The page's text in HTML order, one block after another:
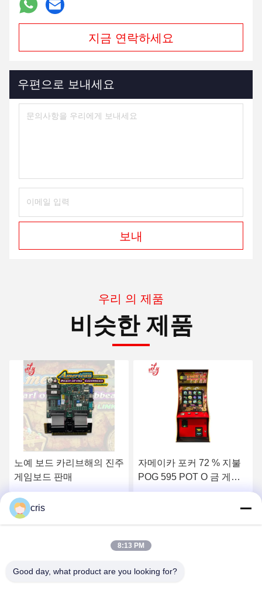
지금 연락하세요
우편으로 보내세요
보내
우리 의 제품
비슷한 제품
자메이카 포커 72 % 지불
POG 595 POT O 금 게임
캐비닛 금속 게임 캐비닛
잭 또는 더 나은 게임 캐비
닛 판매
최상의 가격을 얻으세요
금속 캐비닛 카리브해의 진
주 19인치 자메이카 게임
기계 판매
최상의 가격을 얻으세요
cris
8:13 PM
Good day, what product are you looking for?